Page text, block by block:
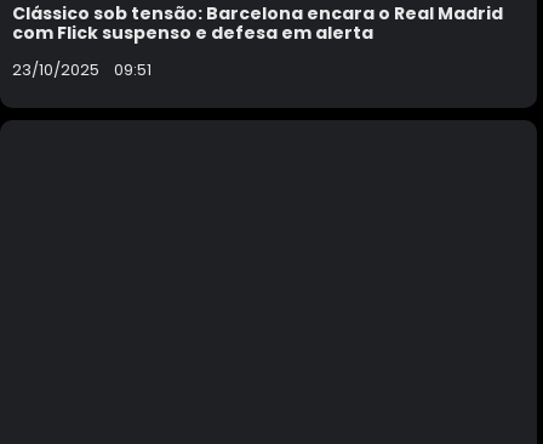
Clássico sob tensão: Barcelona encara o Real Madrid
com Flick suspenso e defesa em alerta
23/10/2025 09:51